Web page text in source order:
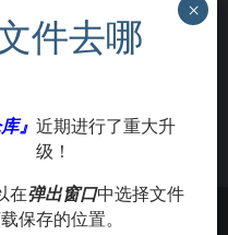
制你播種 強制播種
男主角
種 酪梨 阿黑顏 露出 點陣圖
訪問本網站請遵守當地法律。訪問本
權歸著作人所有，僅供學習交流使
』 近期进行了重大升
级！
在弹出窗口中选择文件
保存的位置。